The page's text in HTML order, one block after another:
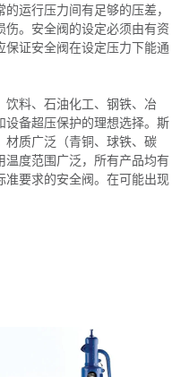
运行压力间有足够的压差，
。安全阀的设定必须由有资
证安全阀在设定压力下能通
料、石油化工、钢铁、冶
备超压保护的理想选择。斯
材质广泛（青铜、球铁、碳
度范围广泛，所有产品均有
要求的安全阀。在可能出现